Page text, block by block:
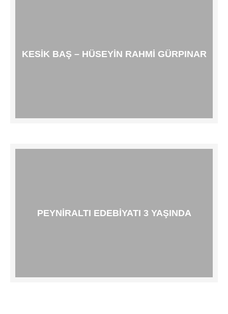
KESIK BAŞ – HÜSEYIN RAHMI GÜRPINAR
PEYNIRALTI EDEBIYATI 3 YAŞINDA